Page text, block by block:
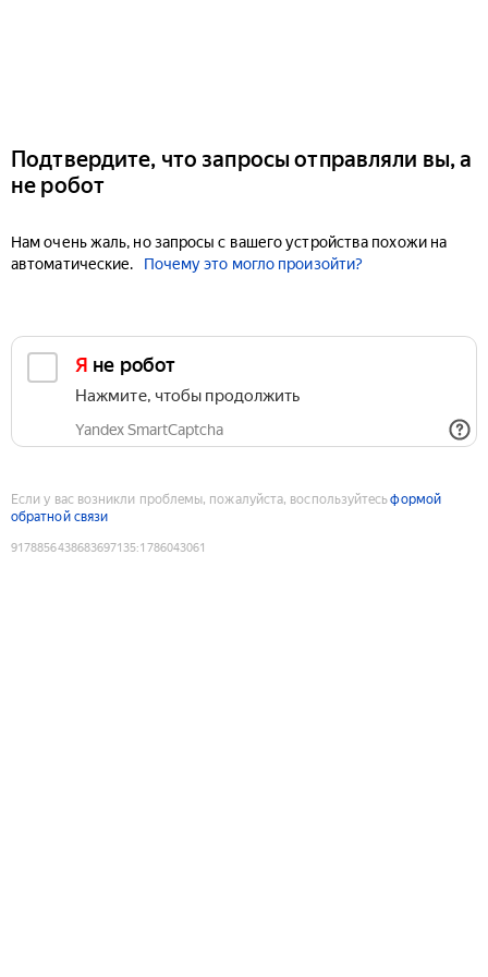
Подтвердите, что запросы отправляли вы, а
не робот
Нам очень жаль, но запросы с вашего устройства похожи на
автоматические.
Почему это могло произойти?
Я не робот
Нажмите, чтобы продолжить
Yandex SmartCaptcha
Если у вас возникли проблемы, пожалуйста, воспользуйтесьформой
обратной связи
9178856438683697135:1786043061